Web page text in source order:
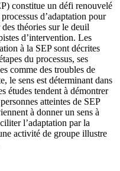
constitue un défi renouvelé
d’adaptation pour
théories sur le deuil
d’intervention. Les
à la SEP sont décrites
du processus, ses
comme des troubles de
le sens est déterminant dans
études tendent à démontrer
atteintes de SEP
à donner un sens à
l’adaptation par la
activité de groupe illustre